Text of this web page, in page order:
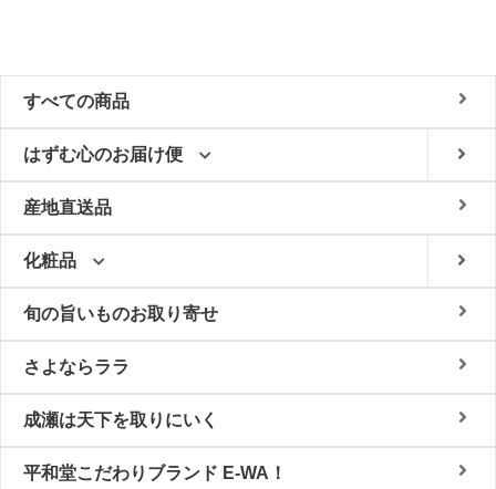
すべての商品
はずむ心のお届け便
産地直送品
化粧品
旬の旨いものお取り寄せ
さよならララ
成瀬は天下を取りにいく
平和堂こだわりブランド E-WA！